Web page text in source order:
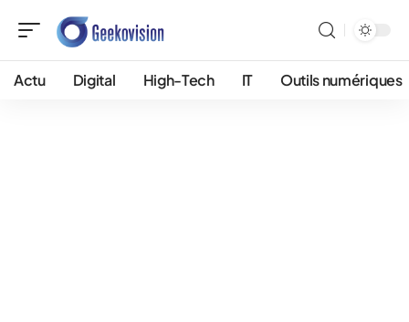
Actu Digital High-Tech IT Outils numériques